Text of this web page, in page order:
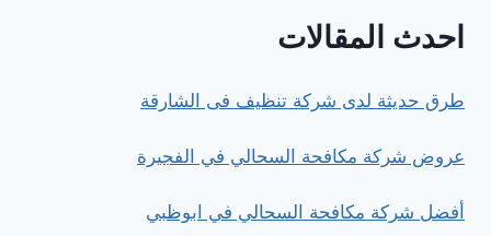
احدث المقالات
طرق حديثة لدى شركة تنظيف فى الشارقة
عروض شركة مكافحة السحالي في الفجيرة
أفضل شركة مكافحة السحالي في ابوظبي